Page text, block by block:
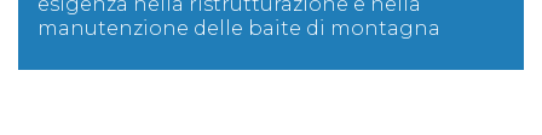
manutenzione delle baite di montagna